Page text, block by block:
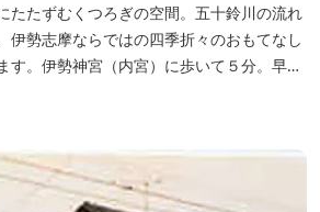
たたずむくつろぎの空間。五十鈴川の流れ
伊勢志摩ならではの四季折々のおもてなし
す。伊勢神宮（内宮）に歩いて５分。早朝